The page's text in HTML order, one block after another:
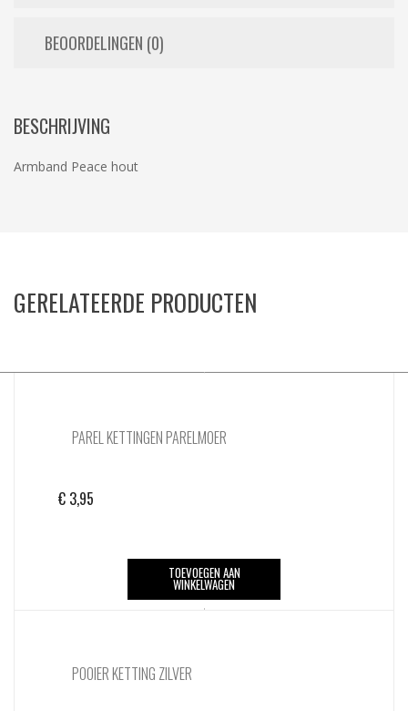
BEOORDELINGEN (0)
BESCHRIJVING
Armband Peace hout
GERELATEERDE PRODUCTEN
PAREL KETTINGEN PARELMOER
€ 3,95
TOEVOEGEN AAN
WINKELWAGEN
POOIER KETTING ZILVER